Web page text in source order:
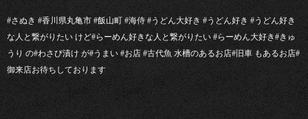
#さぬき #香川県丸亀市 #飯山町 #海侍 #うどん大好き #うどん好き #うどん好き
な人と繋がりたい けど#らーめん好きな人と繋がりたい #らーめん大好き#きゅ
うり の#わさび漬け が#うまい #お店 #古代魚 水槽のあるお店#旧車 もあるお店#
御来店お待ちしております